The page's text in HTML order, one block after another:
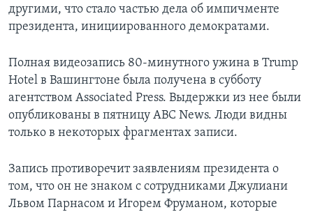
другими, что стало частью дела об импичменте
президента, инициированного демократами.
Полная видеозапись 80-минутного ужина в Trump
Hotel в Вашингтоне была получена в субботу
агентством Associated Press. Выдержки из нее были
опубликованы в пятницу АВС News. Люди видны
только в некоторых фрагментах записи.
Запись противоречит заявлениям президента о
том, что он не знаком с сотрудниками Джулиани
Львом Парнасом и Игорем Фруманом, которые